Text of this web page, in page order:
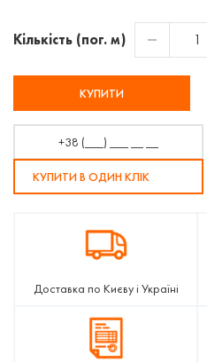
Кількість (пог. м)
КУПИТИ
КУПИТИ В ОДИН КЛІК
Доставка по Києву і Україні